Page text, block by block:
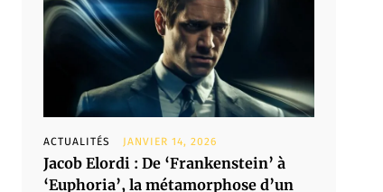
ACTUALITÉS JANVIER 14, 2026
Jacob Elordi : De ‘Frankenstein’ à
‘Euphoria’, la métamorphose d’un